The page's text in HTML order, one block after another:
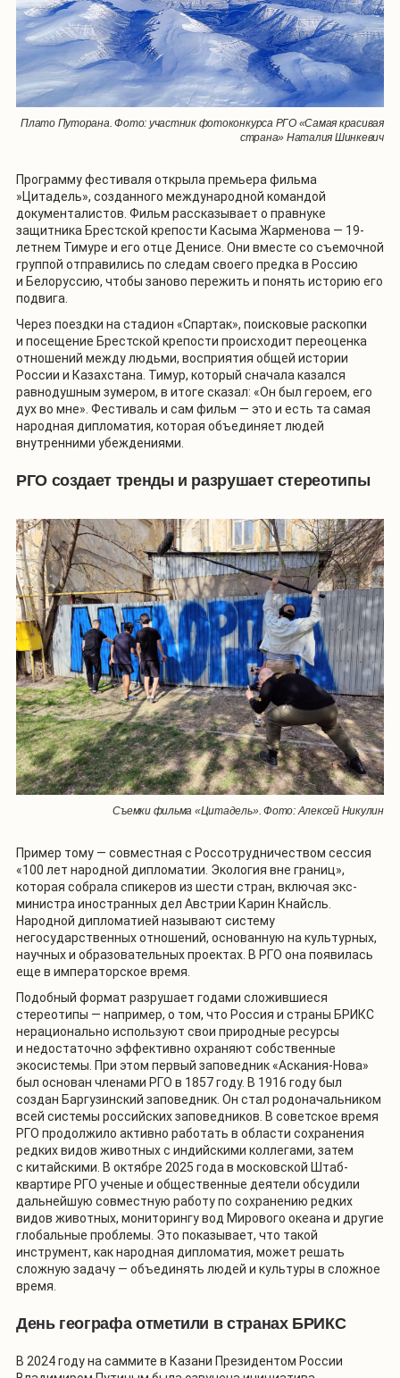
Плато Путорана. Фото: участник фотоконкурса РГО «Самая красивая
страна» Наталия Шинкевич
Программу фестиваля открыла премьера фильма
»Цитадель», созданного международной командой
документалистов. Фильм рассказывает о правнуке
защитника Брестской крепости Касыма Жарменова — 19-
летнем Тимуре и его отце Денисе. Они вместе со съемочной
группой отправились по следам своего предка в Россию
и Белоруссию, чтобы заново пережить и понять историю его
подвига.
Через поездки на стадион «Спартак», поисковые раскопки
и посещение Брестской крепости происходит переоценка
отношений между людьми, восприятия общей истории
России и Казахстана. Тимур, который сначала казался
равнодушным зумером, в итоге сказал: «Он был героем, его
дух во мне». Фестиваль и сам фильм — это и есть та самая
народная дипломатия, которая объединяет людей
внутренними убеждениями.
РГО создает тренды и разрушает стереотипы
Съемки фильма «Цитадель». Фото: Алексей Никулин
Пример тому — совместная с Россотрудничеством сессия
«100 лет народной дипломатии. Экология вне границ»,
которая собрала спикеров из шести стран, включая экс-
министра иностранных дел Австрии Карин Кнайсль.
Народной дипломатией называют систему
негосударственных отношений, основанную на культурных,
научных и образовательных проектах. В РГО она появилась
еще в императорское время.
Подобный формат разрушает годами сложившиеся
стереотипы — например, о том, что Россия и страны БРИКС
нерационально используют свои природные ресурсы
и недостаточно эффективно охраняют собственные
экосистемы. При этом первый заповедник «Аскания-Нова»
был основан членами РГО в 1857 году. В 1916 году был
создан Баргузинский заповедник. Он стал родоначальником
всей системы российских заповедников. В советское время
РГО продолжило активно работать в области сохранения
редких видов животных с индийскими коллегами, затем
с китайскими. В октябре 2025 года в московской Штаб-
квартире РГО ученые и общественные деятели обсудили
дальнейшую совместную работу по сохранению редких
видов животных, мониторингу вод Мирового океана и другие
глобальные проблемы. Это показывает, что такой
инструмент, как народная дипломатия, может решать
сложную задачу — объединять людей и культуры в сложное
время.
День географа отметили в странах БРИКС
В 2024 году на саммите в Казани Президентом России